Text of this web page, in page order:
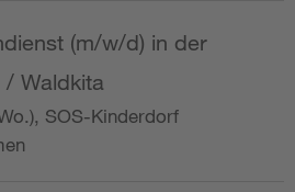
(m/w/d) in der
/ Waldkita
SOS-Kinderdorf